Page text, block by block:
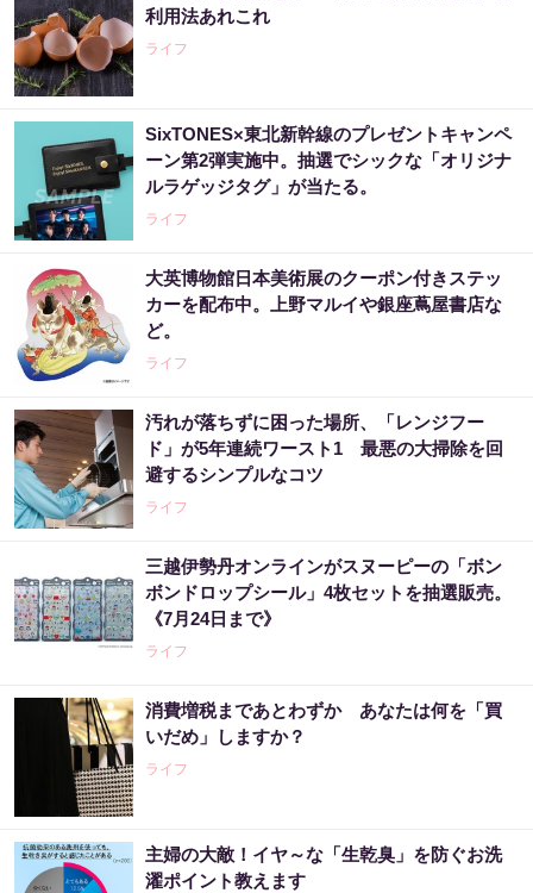
利用法あれこれ
ライフ
SixTONES×東北新幹線のプレゼントキャンペ
ーン第2弾実施中。抽選でシックな「オリジナ
ルラゲッジタグ」が当たる。
ライフ
大英博物館日本美術展のクーポン付きステッ
カーを配布中。上野マルイや銀座蔦屋書店な
ど。
ライフ
汚れが落ちずに困った場所、「レンジフー
ド」が5年連続ワースト1 最悪の大掃除を回
避するシンプルなコツ
ライフ
三越伊勢丹オンラインがスヌーピーの「ボン
ボンドロップシール」4枚セットを抽選販売。
《7月24日まで》
ライフ
消費増税まであとわずか あなたは何を「買
いだめ」しますか？
ライフ
主婦の大敵！イヤ～な「生乾臭」を防ぐお洗
濯ポイント教えます